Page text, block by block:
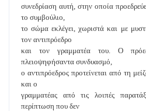
συνεδρίαση αυτή, στην οποία
το συμβούλιο,
το σώμα εκλέγει, χωριστά και με
τον αντιπρόεδρο
και τον γραμματέα του. Ο
πλειοψηφήσαντα συνδυασμό,
ο αντιπρόεδρος προτείνεται από τη
και ο
γραμματέας από τις λοιπές
περίπτωση που δεν